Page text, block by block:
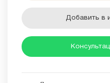
Добавить в